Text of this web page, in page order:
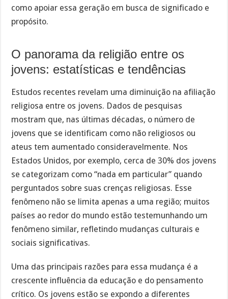
como apoiar essa geração em busca de significado e
propósito.
O panorama da religião entre os
jovens: estatísticas e tendências
Estudos recentes revelam uma diminuição na afiliação
religiosa entre os jovens. Dados de pesquisas
mostram que, nas últimas décadas, o número de
jovens que se identificam como não religiosos ou
ateus tem aumentado consideravelmente. Nos
Estados Unidos, por exemplo, cerca de 30% dos jovens
se categorizam como “nada em particular” quando
perguntados sobre suas crenças religiosas. Esse
fenômeno não se limita apenas a uma região; muitos
países ao redor do mundo estão testemunhando um
fenômeno similar, refletindo mudanças culturais e
sociais significativas.
Uma das principais razões para essa mudança é a
crescente influência da educação e do pensamento
crítico. Os jovens estão se expondo a diferentes